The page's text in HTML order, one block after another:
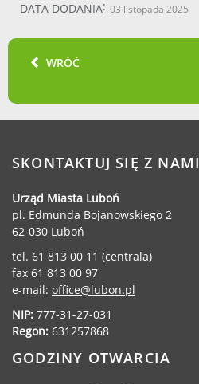
DATA DODANIA 03 listopada 2025
WRÓĆ
SKONTAKTUJ SIĘ Z NAMI
Urząd Miasta Luboń
pl. Edmunda Bojanowskiego 2
62-030 Luboń
tel. 61 813 00 11 (centrala)
fax 61 813 00 97
e-mail: office@lubon.pl
NIP: 777-31-27-031
Regon: 631257868
GODZINY OTWARCIA